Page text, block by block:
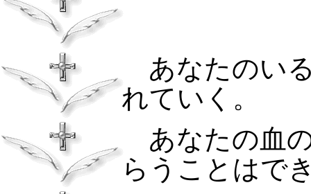
あなたのい
れていく。
あなたの血
らうことはで